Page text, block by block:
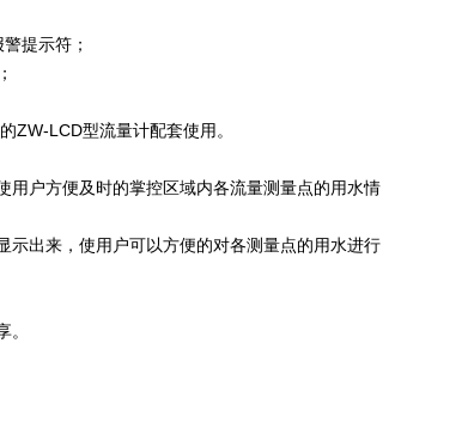
提示符；
ZW-LCD型流量计配套使用。
用户方便及时的掌控区域内各流量测量点的用水情
示出来，使用户可以方便的对各测量点的用水进行